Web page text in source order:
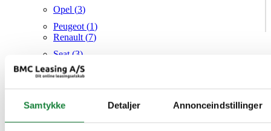
Samtykke Detaljer Annonceindstillinger
Opel (3)
Peugeot (1)
Renault (7)
Seat (3)
Skoda (1
Suzuki
Tesla
Toyota (1)